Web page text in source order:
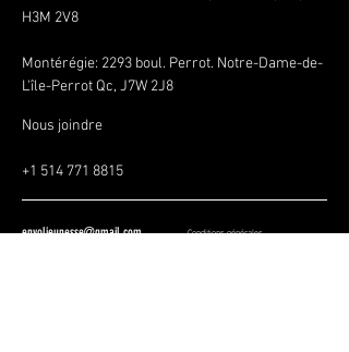
H3M 2V8
Montérégie: 2293 boul. Perrot. Notre-Dame-de-
L'île-Perrot Qc, J7W 2J8
Nous joindre
+1 514 771 8815
envoljeunesse@gmail.com
Conditions générales